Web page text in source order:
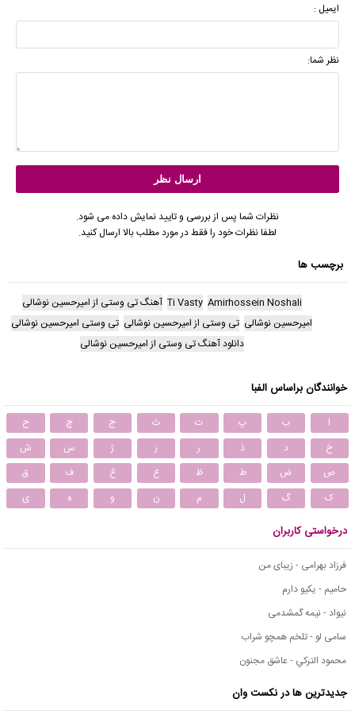
ایمیل :
نظر شما:
نظرات شما پس از بررسی و تایید نمایش داده می شود.
لطفا نظرات خود را فقط در مورد مطلب بالا ارسال کنید.
برچسب ها
Amirhossein Noshali
Ti Vasty آهنگ تی وستی از امیرحسین نوشالی
امیرحسین نوشالی تی وستی از امیرحسین نوشالی تی وستی امیرحسین نوشالی
دانلود آهنگ تی وستی از امیرحسین نوشالی
خوانندگان براساس الفبا
ا ب پ ت ث ج چ
ح
خ
د ذ ر ز ژ س
ش
ص
ض ط ظ ع غ ف
ق
ک
گ ل م ن و ه ی
درخواستی کاربران
فرزاد بهرامی - زیبای من
حامیم - یکیو دارم
نیواد - نیمه گمشدمی
سامی لو - تلخم همچو شراب
محمود التركي - عاشق مجنون
جدیدترین ها در نکست وان